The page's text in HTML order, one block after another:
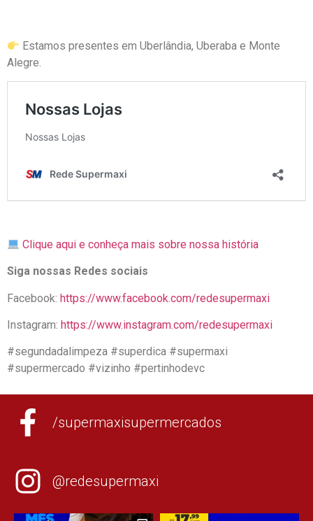
Estamos presentes em Uberlândia, Uberaba e Monte
Alegre.
Clique aqui e conheça mais sobre nossa história
Siga nossas Redes sociais
Facebook: https://www.facebook.com/redesupermaxi
Instagram: https://www.instagram.com/redesupermaxi
#segundadalimpeza #superdica #supermaxi
#supermercado #vizinho #pertinhodevc
/supermaxisupermercados
@redesupermaxi